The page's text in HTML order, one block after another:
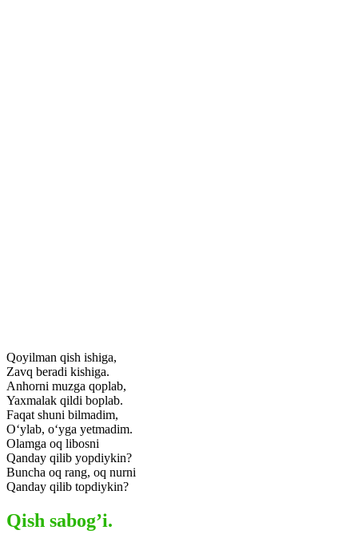
Qoyilman qish ishiga,
Zavq beradi kishiga.
Anhorni muzga qoplab,
Yaxmalak qildi boplab.
Faqat shuni bilmadim,
O‘ylab, o‘yga yetmadim.
Olamga oq libosni
Qanday qilib yopdiykin?
Buncha oq rang, oq nurni
Qanday qilib topdiykin?
Qish sabog’i.